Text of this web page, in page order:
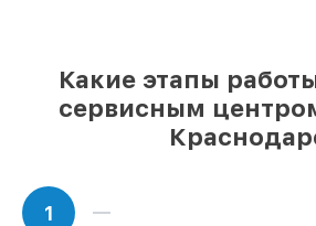
приступает к
Какие этапы
сервисным
1